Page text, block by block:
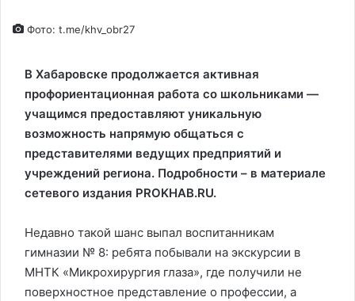
Фото: t.me/khv_obr27
В Хабаровске продолжается активная
профориентационная работа со школьниками —
учащимся предоставляют уникальную
возможность напрямую общаться с
представителями ведущих предприятий и
учреждений региона. Подробности – в материале
сетевого издания PROKHAB.RU.
Недавно такой шанс выпал воспитанникам
гимназии № 8: ребята побывали на экскурсии в
МНТК «Микрохирургия глаза», где получили не
поверхностное представление о профессии, а